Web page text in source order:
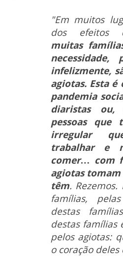
"Em muitos
dos efeitos
muitas
necessidade,
infelizmente,
agiotas. Esta é
pandemia
diaristas ou,
pessoas que
irregular
trabalhar e
comer… com
agiotas tomam
têm. Rezemos.
famílias,
destas
destas famílias
pelos agiotas:
o coração